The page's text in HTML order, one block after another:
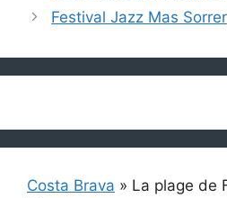
Festival Jazz Mas Sorrer
Costa Brava » La plage de